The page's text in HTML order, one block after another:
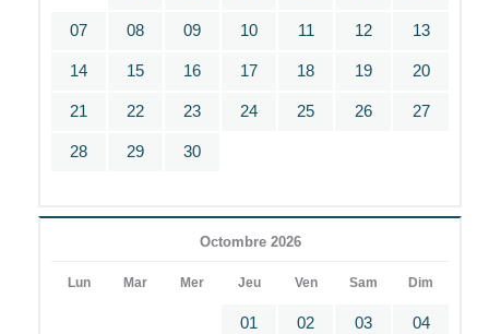
07 08 09 10 11 12 13
14 15 16 17 18 19 20
21 22 23 24 25 26 27
28 29 30
Octombre 2026
Lun Mar Mer Jeu Ven Sam Dim
01 02 03 04